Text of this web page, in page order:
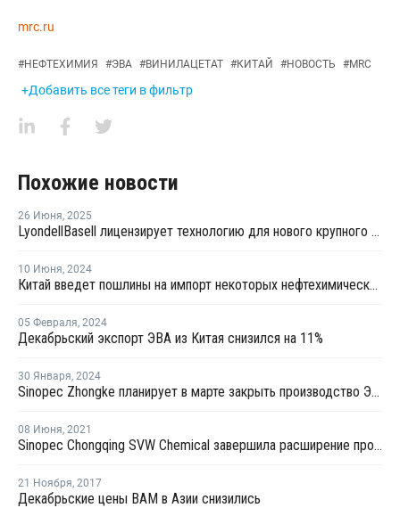
mrc.ru
#НЕФТЕХИМИЯ #ЭВА #ВИНИЛАЦЕТАТ #КИТАЙ #НОВОСТЬ #MRC
+Добавить все теги в фильтр
Похожие новости
26 Июня, 2025
LyondellBasell лицензирует технологию для нового крупного китайского полиолефинового комплекса
10 Июня, 2024
Китай введет пошлины на импорт некоторых нефтехимических продуктов из Тайваня
05 Февраля, 2024
Декабрьский экспорт ЭВА из Китая снизился на 11%
30 Января, 2024
Sinopec Zhongke планирует в марте закрыть производство ЭВА в Китае на ремонт
08 Июня, 2021
Sinopec Chongqing SVW Chemical завершила расширение производства сополимеров этилена винилацетата в Китае
21 Ноября, 2017
Декабрьские цены ВАМ в Азии снизились